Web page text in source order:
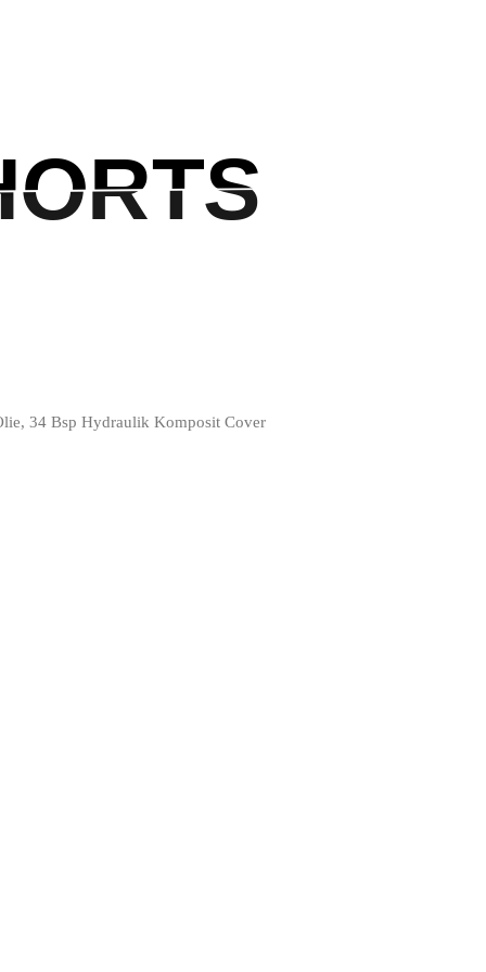
34 Bsp Hydraulik Komposit Cover